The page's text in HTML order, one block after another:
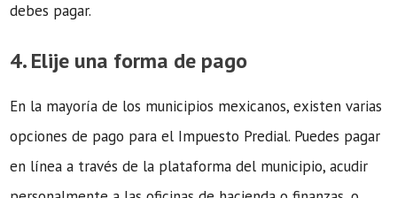
debes pagar.
4. Elije una forma de pago
En la mayoría de los municipios mexicanos, existen varias
opciones de pago para el Impuesto Predial. Puedes pagar
en línea a través de la plataforma del municipio, acudir